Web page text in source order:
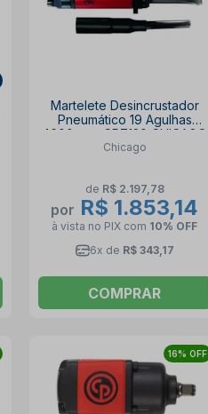
Martelete Desincrustador
Pneumático 19 Agulhas
4600gpm CP7120 CHICAGO
Chicago
de R$ 2.197,78
por R$ 1.853,14
à vista no PIX com 10% OFF
6x de R$ 343,17
COMPRAR
16% OFF